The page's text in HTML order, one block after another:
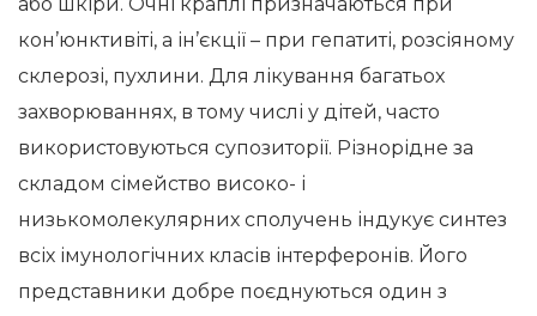
кон’юнктивіті, а ін’єкції – при гепатиті, розсіяному
склерозі, пухлини. Для лікування багатьох
захворюваннях, в тому числі у дітей, часто
використовуються супозиторії. Різнорідне за
складом сімейство високо- і
низькомолекулярних сполучень індукує синтез
всіх імунологічних класів інтерферонів. Його
представники добре поєднуються один з